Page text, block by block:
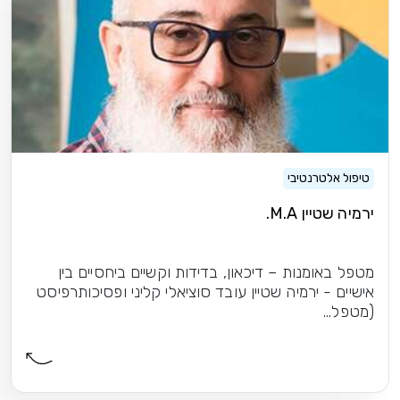
טיפול אלטרנטיבי
ירמיה שטיין M.A.
מטפל באומנות – דיכאון, בדידות וקשיים ביחסיים בין
אישיים - ירמיה שטיין עובד סוציאלי קליני ופסיכותרפיסט
(מטפל...